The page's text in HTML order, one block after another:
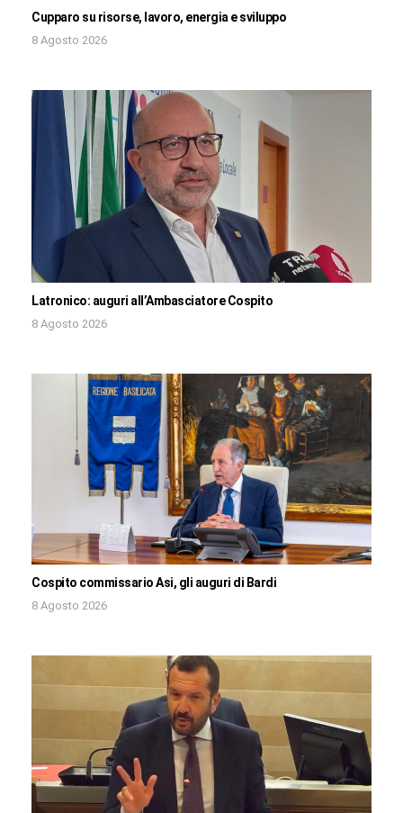
Cupparo su risorse, lavoro, energia e sviluppo
8 Agosto 2026
Latronico: auguri all’Ambasciatore Cospito
8 Agosto 2026
Cospito commissario Asi, gli auguri di Bardi
8 Agosto 2026